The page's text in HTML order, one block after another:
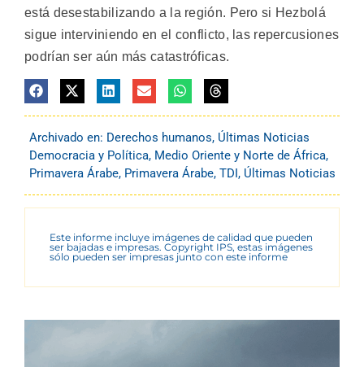
está desestabilizando a la región. Pero si Hezbolá
sigue interviniendo en el conflicto, las repercusiones
podrían ser aún más catastróficas.
Archivado en: Derechos humanos, Últimas Noticias
Democracia y Política, Medio Oriente y Norte de África,
Primavera Árabe, Primavera Árabe, TDI, Últimas Noticias
Este informe incluye imágenes de calidad que pueden
ser bajadas e impresas. Copyright IPS, estas imágenes
sólo pueden ser impresas junto con este informe